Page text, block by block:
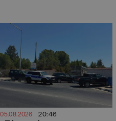
05.08.2026 20:46